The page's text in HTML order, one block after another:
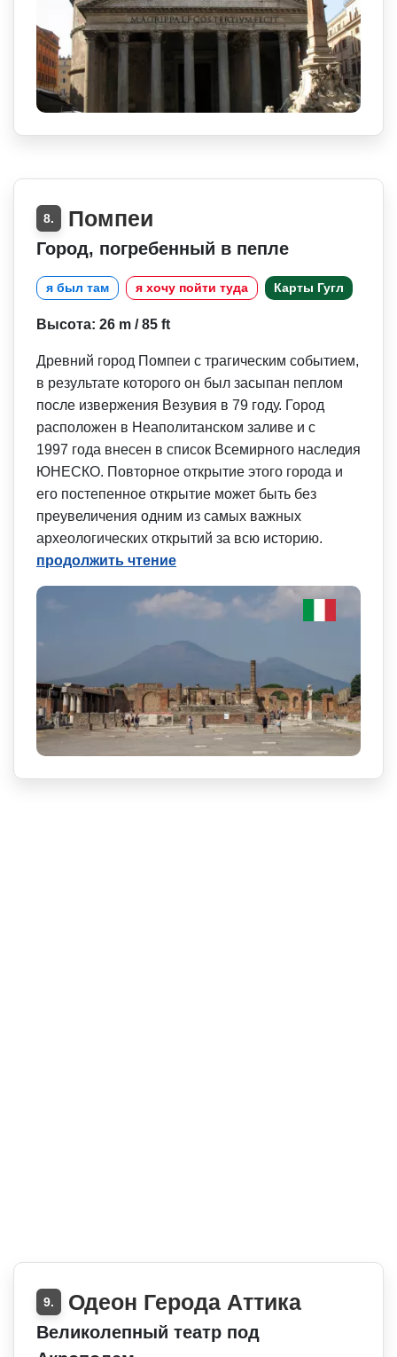
8. Помпеи
Город, погребенный в пепле
я был там я хочу пойти туда Карты Гугл
Высота: 26 m / 85 ft
Древний город Помпеи с трагическим событием,
в результате которого он был засыпан пеплом
после извержения Везувия в 79 году. Город
расположен в Неаполитанском заливе и с
1997 года внесен в список Всемирного наследия
ЮНЕСКО. Повторное открытие этого города и
его постепенное открытие может быть без
преувеличения одним из самых важных
археологических открытий за всю историю.
продолжить чтение
9. Одеон Герода Аттика
Великолепный театр под